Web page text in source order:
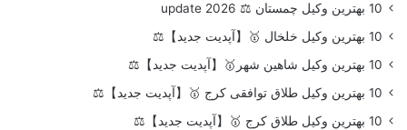
10 بهترین وکیل چمستان ⚖️ update 2026
10 بهترین وکیل خلخال 🥇【آپدیت جدید】⚖️
10 بهترین وکیل شاهین شهر🥇【آپدیت جدید】⚖️
10 بهترین وکیل طلاق توافقی کرج 🥇【آپدیت جدید】⚖️
10 بهترین وکیل طلاق کرج 🥇【آپدیت جدید】⚖️